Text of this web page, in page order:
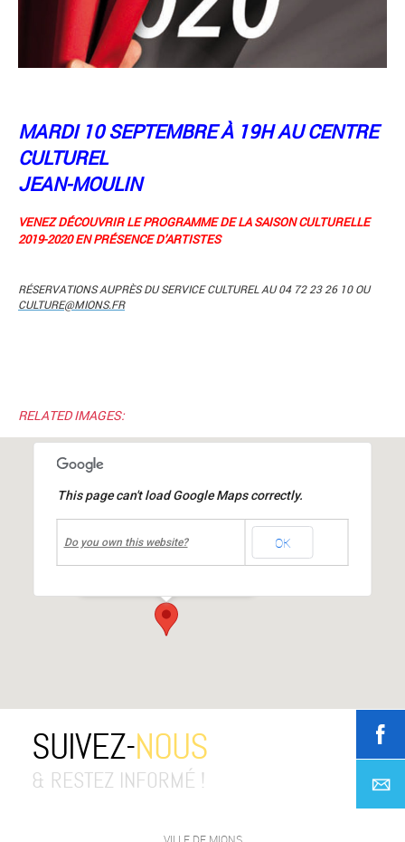
MARDI 10 SEPTEMBRE À 19H AU CENTRE
CULTUREL
JEAN-MOULIN
VENEZ DÉCOUVRIR LE PROGRAMME DE LA SAISON CULTURELLE
2019-2020 EN PRÉSENCE D’ARTISTES
RÉSERVATIONS AUPRÈS DU SERVICE CULTUREL AU 04 72 23 26 10 OU
CULTURE@MIONS.FR
RELATED IMAGES:
Centre culturel Jean MOULIN
This page can't load Google Maps correctly.
Do you own this website? OK
SUIVEZ-NOUS
& RESTEZ INFORMÉ !